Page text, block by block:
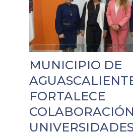
MUNICIPIO DE
FORTALECE